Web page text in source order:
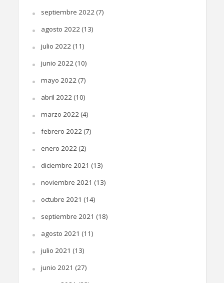
septiembre 2022(7)
agosto 2022(13)
julio 2022(11)
junio 2022(10)
mayo 2022(7)
abril 2022(10)
marzo 2022(4)
febrero 2022(7)
enero 2022(2)
diciembre 2021 (13)
noviembre 2021 (13)
octubre 2021 (14)
septiembre 2021 (18)
agosto 2021 (11)
julio 2021 (13)
junio 2021 (27)